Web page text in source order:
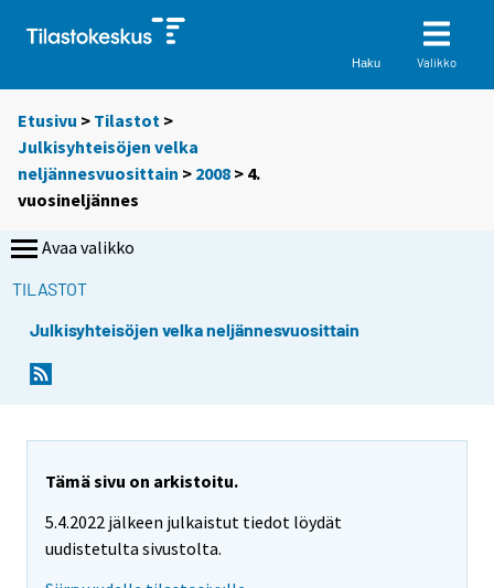
Haku Valikko
Etusivu > Tilastot >
Julkisyhteisöjen velka
neljännesvuosittain > 2008 > 4.
vuosineljännes
Avaa valikko
TILASTOT
Julkisyhteisöjen velka neljännesvuosittain
Tämä sivu on arkistoitu.
5.4.2022 jälkeen julkaistut tiedot löydät
uudistetulta sivustolta.